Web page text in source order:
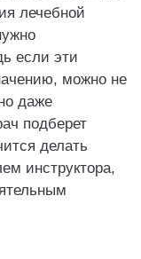
лечебной
если эти
можно не
даже
подберет
делать
инструктора,